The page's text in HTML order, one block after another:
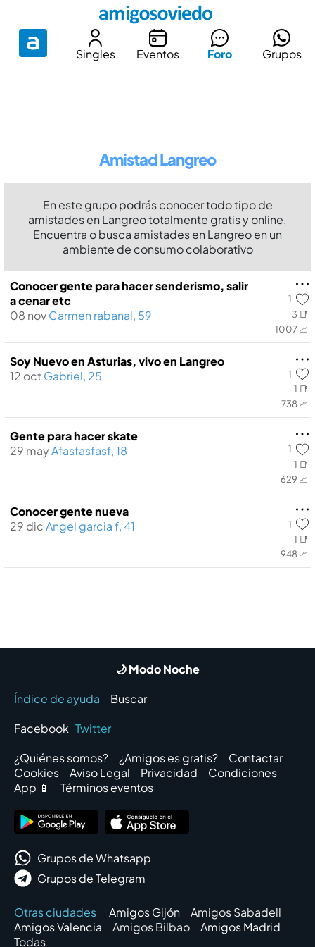
Singles Eventos Foro Grupos
Amistad Langreo
En este grupo podrás conocer todo tipo de
amistades en Langreo totalmente gratis y online.
Encuentra o busca amistades en Langreo en un
ambiente de consumo colaborativo
1
3 📑
1007 📈
Conocer gente para hacer senderismo, salir
a cenar etc
08 novCarmen rabanal, 59
1
1 📑
738 📈
Soy Nuevo en Asturias, vivo en Langreo
12 oct Gabriel, 25
1
1 📑
629 📈
Gente para hacer skate
29 mayAfasfasfasf, 18
1
1 📑
948 📈
Conocer gente nueva
29 dicAngel garcia f, 41
🌙 Modo Noche
Índice de ayuda
Buscar
Facebook Twitter
¿Quiénes somos?
¿Amigos es gratis?
Contactar
Cookies
Aviso Legal Privacidad
Condiciones
App 📱
Términos eventos
Grupos de Whatsapp
Grupos de Telegram
Otras ciudades Amigos Gijón
Amigos Sabadell
Amigos Valencia
Amigos Bilbao
Amigos Madrid
Todas